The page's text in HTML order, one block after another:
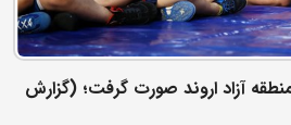
آزاد اروند صورت گرفت؛ (گزارش